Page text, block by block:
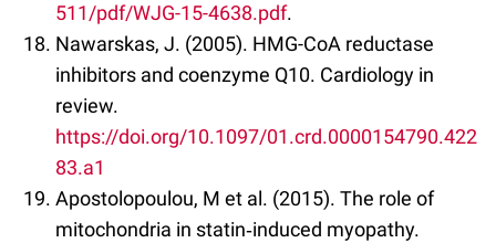
511/pdf/WJG-15-4638.pdf.
Nawarskas, J. (2005). HMG-CoA reductase
inhibitors and coenzyme Q10. Cardiology in
review.
https://doi.org/10.1097/01.crd.0000154790.422
83.a1
Apostolopoulou, M et al. (2015). The role of
mitochondria in statin‐induced myopathy.